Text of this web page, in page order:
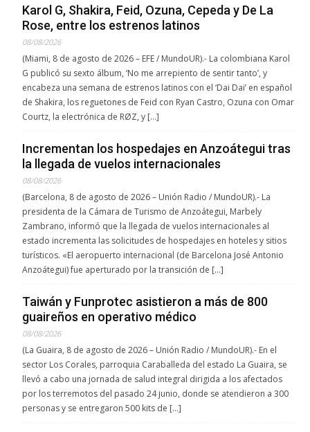
Karol G, Shakira, Feid, Ozuna, Cepeda y De La
Rose, entre los estrenos latinos
08/08/2026
(Miami, 8 de agosto de 2026 – EFE / MundoUR).- La colombiana Karol
G publicó su sexto álbum, ‘No me arrepiento de sentir tanto’, y
encabeza una semana de estrenos latinos con el ‘Dai Dai’ en español
de Shakira, los reguetones de Feid con Ryan Castro, Ozuna con Omar
Courtz, la electrónica de RØZ, y […]
Incrementan los hospedajes en Anzoátegui tras
la llegada de vuelos internacionales
08/08/2026
(Barcelona, 8 de agosto de 2026 – Unión Radio / MundoUR).- La
presidenta de la Cámara de Turismo de Anzoátegui, Marbely
Zambrano, informó que la llegada de vuelos internacionales al
estado incrementa las solicitudes de hospedajes en hoteles y sitios
turísticos. «El aeropuerto internacional (de Barcelona José Antonio
Anzoátegui) fue aperturado por la transición de […]
Taiwán y Funprotec asistieron a más de 800
guaireños en operativo médico
08/08/2026
(La Guaira, 8 de agosto de 2026 – Unión Radio / MundoUR).- En el
sector Los Corales, parroquia Caraballeda del estado La Guaira, se
llevó a cabo una jornada de salud integral dirigida a los afectados
por los terremotos del pasado 24 junio, donde se atendieron a 300
personas y se entregaron 500 kits de […]